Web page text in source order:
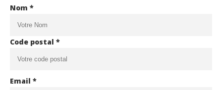
Nom *
Code postal *
Email *